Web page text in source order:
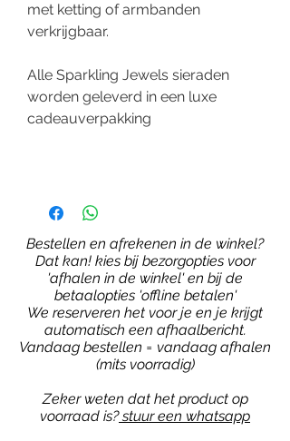
met ketting of armbanden
verkrijgbaar.
Alle Sparkling Jewels sieraden
worden geleverd in een luxe
cadeauverpakking
Bestellen en afrekenen in de winkel?
Dat kan! kies bij bezorgopties voor
'afhalen in de winkel' en bij de
betaalopties 'offline betalen'
We reserveren het voor je en je krijgt
automatisch een afhaalbericht.
Vandaag bestellen = vandaag afhalen
(mits voorradig)
Zeker weten dat het product op
voorraad is?stuur een whatsapp